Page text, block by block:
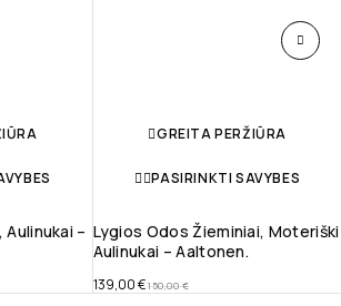
–
GREITA PERŽIŪRA
PASIRINKTI SAVYBES
Lygios Odos Žieminiai, Moteriški
Aulinukai – Aaltonen.
150,00€
139,00€